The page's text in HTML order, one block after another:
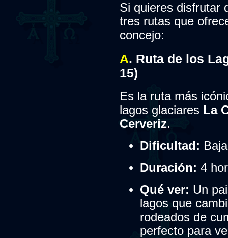
Si quieres disfrutar
tres rutas que
concejo:
A. Ruta de los
15)
Es la ruta más
lagos glaciares La
Cerveriz.
Dificultad:
Duración: 4
Qué ver: Un
lagos que
rodeados de
perfecto para